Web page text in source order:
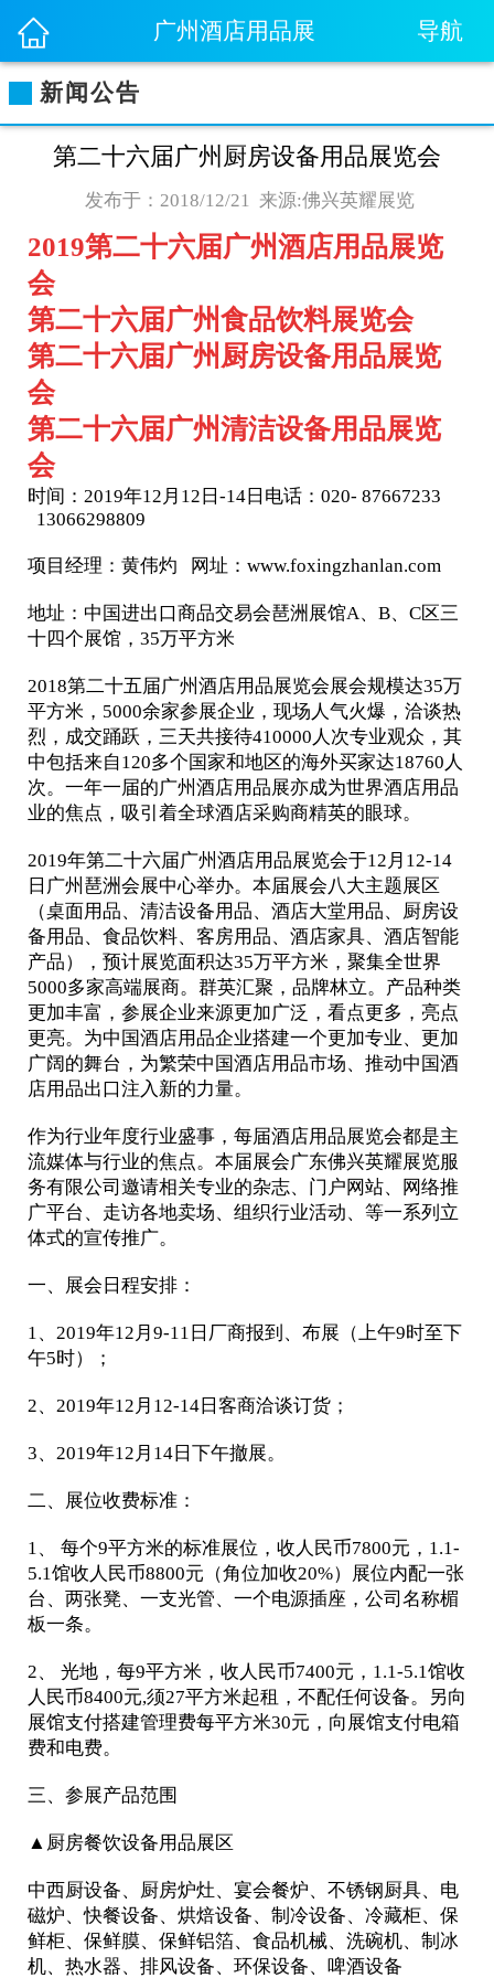
导航
广州酒店用品展
新闻公告
第二十六届广州厨房设备用品展览会
发布于：2018/12/21 来源:佛兴英耀展览
2019第二十六届广州酒店用品展览
会
第二十六届广州食品饮料展览会
第二十六届广州厨房设备用品展览
会
第二十六届广州清洁设备用品展览
会
时间：2019年12月12日-14日电话：020- 87667233
13066298809
项目经理：黄伟灼 网址：www.foxingzhanlan.com
地址：中国进出口商品交易会琶洲展馆A、B、C区三
十四个展馆，35万平方米
2018第二十五届广州酒店用品展览会展会规模达35万
平方米，5000余家参展企业，现场人气火爆，洽谈热
烈，成交踊跃，三天共接待410000人次专业观众，其
中包括来自120多个国家和地区的海外买家达18760人
次。一年一届的广州酒店用品展亦成为世界酒店用品
业的焦点，吸引着全球酒店采购商精英的眼球。
2019年第二十六届广州酒店用品展览会于12月12-14
日广州琶洲会展中心举办。本届展会八大主题展区
（桌面用品、清洁设备用品、酒店大堂用品、厨房设
备用品、食品饮料、客房用品、酒店家具、酒店智能
产品），预计展览面积达35万平方米，聚集全世界
5000多家高端展商。群英汇聚，品牌林立。产品种类
更加丰富，参展企业来源更加广泛，看点更多，亮点
更亮。为中国酒店用品企业搭建一个更加专业、更加
广阔的舞台，为繁荣中国酒店用品市场、推动中国酒
店用品出口注入新的力量。
作为行业年度行业盛事，每届酒店用品展览会都是主
流媒体与行业的焦点。本届展会广东佛兴英耀展览服
务有限公司邀请相关专业的杂志、门户网站、网络推
广平台、走访各地卖场、组织行业活动、等一系列立
体式的宣传推广。
一、展会日程安排：
1、2019年12月9-11日厂商报到、布展（上午9时至下
午5时）；
2、2019年12月12-14日客商洽谈订货；
3、2019年12月14日下午撤展。
二、展位收费标准：
1、 每个9平方米的标准展位，收人民币7800元，1.1-
5.1馆收人民币8800元（角位加收20%）展位内配一张
台、两张凳、一支光管、一个电源插座，公司名称楣
板一条。
2、 光地，每9平方米，收人民币7400元，1.1-5.1馆收
人民币8400元,须27平方米起租，不配任何设备。另向
展馆支付搭建管理费每平方米30元，向展馆支付电箱
费和电费。
三、参展产品范围
▲厨房餐饮设备用品展区
中西厨设备、厨房炉灶、宴会餐炉、不锈钢厨具、电
磁炉、快餐设备、烘焙设备、制冷设备、冷藏柜、保
鲜柜、保鲜膜、保鲜铝箔、食品机械、洗碗机、制冰
机、热水器、排风设备、环保设备、啤酒设备